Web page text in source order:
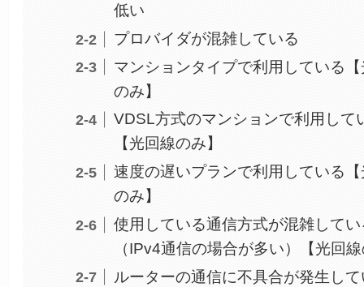
低い
プロバイダが混雑している
マンションタイプで利用している
のみ】
VDSL方式のマンションで利用して
【光回線のみ】
速度の遅いプランで利用している
のみ】
使用している通信方式が混雑してい
（IPv4通信の場合が多い）【光回
ルーターの通信に不具合が発生し